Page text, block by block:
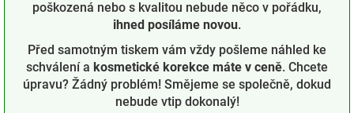
poškozená nebo s kvalitou nebude něco v pořádku,
ihned posíláme novou.
Před samotným tiskem vám vždy pošleme náhled ke
schválení a kosmetické korekce máte v ceně. Chcete
úpravu? Žádný problém! Smějeme se společně, dokud
nebude vtip dokonalý!